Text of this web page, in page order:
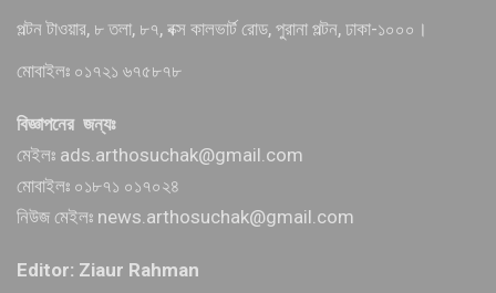
পল্টন টাওয়ার, ৮ তলা, ৮৭, বক্স কালভার্ট রোড, পুরানা পল্টন, ঢাকা-১০০০।
মোবাইলঃ ০১৭২১ ৬৭৫৮৭৮
বিজ্ঞাপনের জন্যঃ
মেইলঃ ads.arthosuchak@gmail.com
মোবাইলঃ ০১৮৭১ ০১৭০২৪
নিউজ মেইলঃ news.arthosuchak@gmail.com
Editor: Ziaur Rahman